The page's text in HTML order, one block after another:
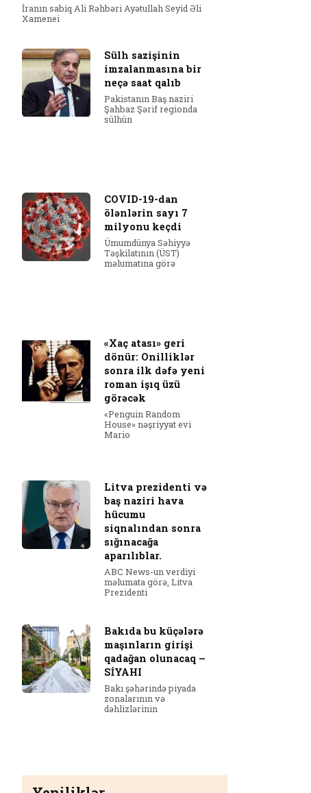
İranın sabiq Ali Rəhbəri Ayətullah Seyid Əli
Xamenei
Sülh sazişinin
imzalanmasına bir
neçə saat qalıb
Pakistanın Baş naziri
Şahbaz Şərif regionda
sülhün
COVID-19-dan
ölənlərin sayı 7
milyonu keçdi
Ümumdünya Səhiyyə
Təşkilatının (ÜST)
məlumatına görə
«Xaç atası» geri
dönür: Onilliklər
sonra ilk dəfə yeni
roman işıq üzü
görəcək
«Penguin Random
House» nəşriyyat evi
Mario
Litva prezidenti və
baş naziri hava
hücumu
siqnalından sonra
sığınacağa
aparılıblar.
ABC News-un verdiyi
məlumata görə, Litva
Prezidenti
Bakıda bu küçələrə
maşınların girişi
qadağan olunacaq –
SİYAHI
Bakı şəhərində piyada
zonalarının və
dəhlizlərinin